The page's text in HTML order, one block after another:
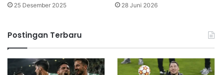
25 Desember 2025 28 Juni 2026
Postingan Terbaru